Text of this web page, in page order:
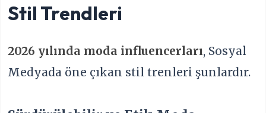
Stil Trendleri
2026 yılında moda influencerları, Sosyal
Medyada öne çıkan stil trenleri şunlardır.